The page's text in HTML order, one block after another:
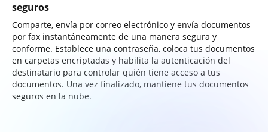
seguros
Comparte, envía por correo electrónico y envía documentos
por fax instantáneamente de una manera segura y
conforme. Establece una contraseña, coloca tus documentos
en carpetas encriptadas y habilita la autenticación del
destinatario para controlar quién tiene acceso a tus
documentos. Una vez finalizado, mantiene tus documentos
seguros en la nube.